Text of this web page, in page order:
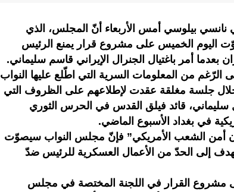
نانسي بيلوسي أمس الأربعاء أنّ المجلس، الذي
اليوم الخميس على مشروع قرار يمنع الرئيس
أمر باغتيال الجنرال الإيراني قاسم سليماني.
الرّغم من المعلومات السرية التي اطّلع عليها النواب
جلسة مغلقة عقدت لإطلاعهم على الظروف التي
سليماني، قائد فيلق القدس في الحرس الثوري
في بغداد الأسبوع الماضي.
أمن الشعب الأمريكي” فإنّ مجلس النواب سيصوّت
إلى الحدّ من الأعمال العسكرية للرئيس ضدّ
مشروع القرار في اللجنة المختصة في مجلس